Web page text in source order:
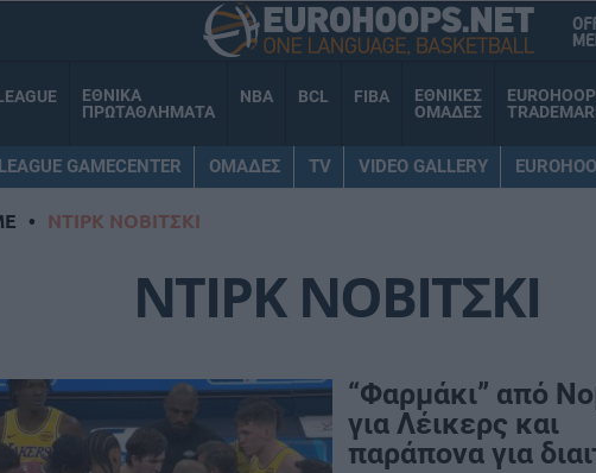
ΕΘΝΙΚΑ
ΠΡΩΤΑΘΛΗΜΑΤΑ
NBA BCL FIBA
ΕΘΝΙΚΕΣ
ΟΜΑΔΕΣ
GAMECENTER ΟΜΑΔΕΣ TV VIDEO GALLERY
• ΝΤΙΡΚ ΝΟΒΙΤΣΚΙ
ΝΤΙΡΚ ΝΟΒΙΤΣΚΙ
“Φαρμάκι” από
για Λέικερς και
παράπονα για